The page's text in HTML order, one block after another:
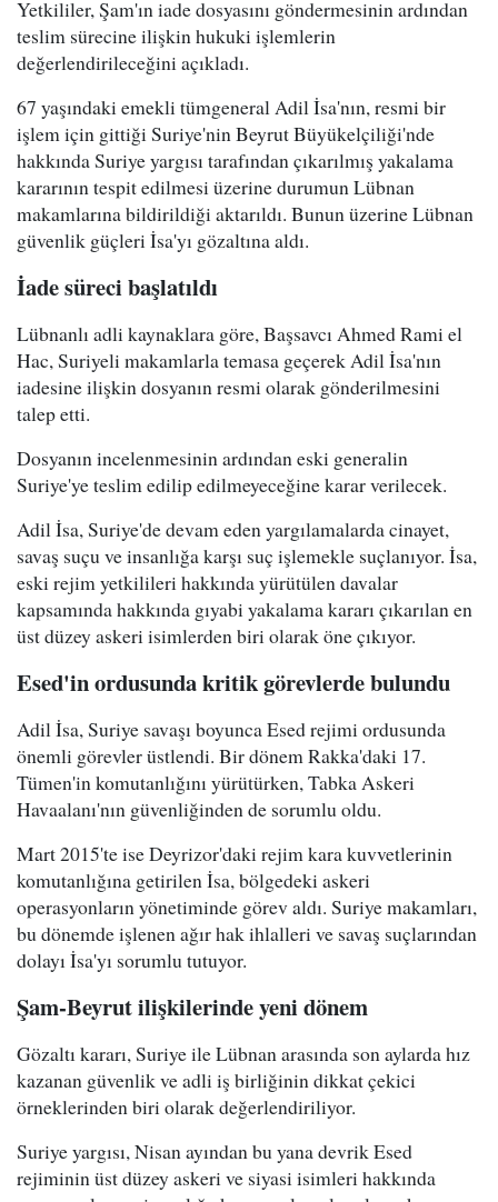
Yetkililer, Şam'ın iade dosyasını göndermesinin ardından
teslim sürecine ilişkin hukuki işlemlerin
değerlendirileceğini açıkladı.
67 yaşındaki emekli tümgeneral Adil İsa'nın, resmi bir
işlem için gittiği Suriye'nin Beyrut Büyükelçiliği'nde
hakkında Suriye yargısı tarafından çıkarılmış yakalama
kararının tespit edilmesi üzerine durumun Lübnan
makamlarına bildirildiği aktarıldı. Bunun üzerine Lübnan
güvenlik güçleri İsa'yı gözaltına aldı.
İade süreci başlatıldı
Lübnanlı adli kaynaklara göre, Başsavcı Ahmed Rami el
Hac, Suriyeli makamlarla temasa geçerek Adil İsa'nın
iadesine ilişkin dosyanın resmi olarak gönderilmesini
talep etti.
Dosyanın incelenmesinin ardından eski generalin
Suriye'ye teslim edilip edilmeyeceğine karar verilecek.
Adil İsa, Suriye'de devam eden yargılamalarda cinayet,
savaş suçu ve insanlığa karşı suç işlemekle suçlanıyor. İsa,
eski rejim yetkilileri hakkında yürütülen davalar
kapsamında hakkında gıyabi yakalama kararı çıkarılan en
üst düzey askeri isimlerden biri olarak öne çıkıyor.
Esed'in ordusunda kritik görevlerde bulundu
Adil İsa, Suriye savaşı boyunca Esed rejimi ordusunda
önemli görevler üstlendi. Bir dönem Rakka'daki 17.
Tümen'in komutanlığını yürütürken, Tabka Askeri
Havaalanı'nın güvenliğinden de sorumlu oldu.
Mart 2015'te ise Deyrizor'daki rejim kara kuvvetlerinin
komutanlığına getirilen İsa, bölgedeki askeri
operasyonların yönetiminde görev aldı. Suriye makamları,
bu dönemde işlenen ağır hak ihlalleri ve savaş suçlarından
dolayı İsa'yı sorumlu tutuyor.
Şam-Beyrut ilişkilerinde yeni dönem
Gözaltı kararı, Suriye ile Lübnan arasında son aylarda hız
kazanan güvenlik ve adli iş birliğinin dikkat çekici
örneklerinden biri olarak değerlendiriliyor.
Suriye yargısı, Nisan ayından bu yana devrik Esed
rejiminin üst düzey askeri ve siyasi isimleri hakkında